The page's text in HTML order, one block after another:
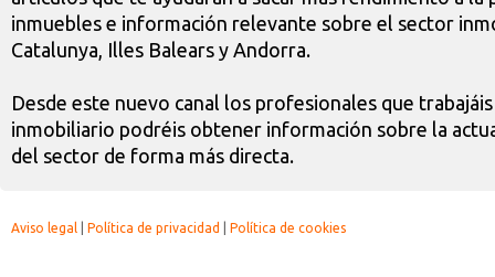
inmuebles e información relevante sobre el sector
Catalunya, Illes Balears y Andorra.
Desde este nuevo canal los profesionales que
inmobiliario podréis obtener información sobre la
del sector de forma más directa.
Aviso legal Política de privacidad Política de cookies